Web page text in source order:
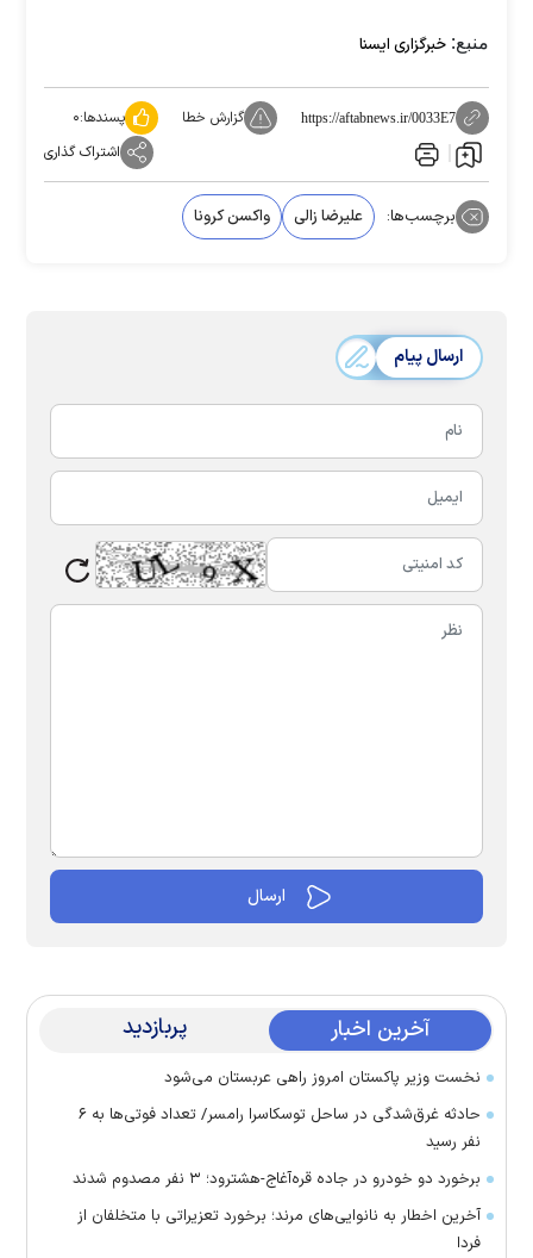
منبع: خبرگزاری ایسنا
https://aftabnews.ir/0033E7 گزارش خطا پسندها:۰
اشتراک گذاری
برچسب‌ها: علیرضا زالی واکسن کرونا
ارسال پیام
آخرین اخبار پربازدید
نخست وزیر پاکستان امروز راهی عربستان می‌شود
حادثه غرق‌شدگی در ساحل توسکاسرا رامسر/ تعداد فوتی‌ها به ۶
نفر رسید
برخورد دو خودرو در جاده قره‌آغاج-هشترود؛ ۳ نفر مصدوم شدند
آخرین اخطار به نانوایی‌های مرند؛ برخورد تعزیراتی با متخلفان از
فردا